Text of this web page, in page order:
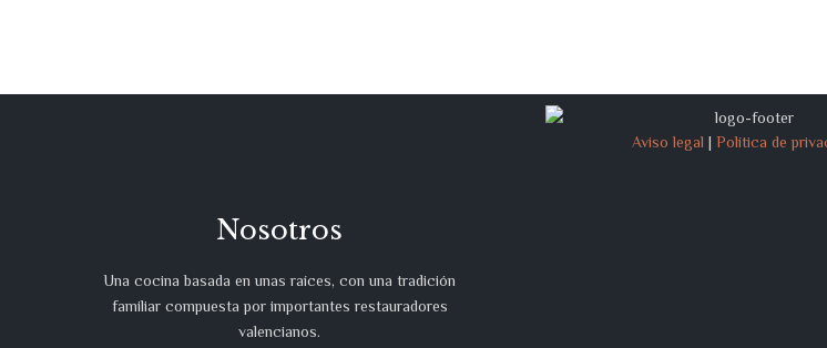
Nosotros
Una cocina basada en unas raíces, con una tradición
familiar compuesta por importantes restauradores
valencianos.
Aviso legal | Política de